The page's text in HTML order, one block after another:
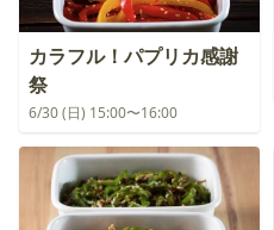
カラフル！パプリカ感謝
祭
6/30 (日) 15:00〜16:00